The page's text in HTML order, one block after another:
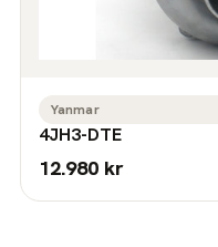
Yanmar
4JH3-DTE
12.980 kr